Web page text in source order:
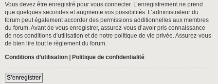
Vous devez être enregistré pour vous connecter. L’enregistrement ne prend
que quelques secondes et augmente vos possibilités. L’administrateur du
forum peut également accorder des permissions additionnelles aux membres
du forum. Avant de vous enregistrer, assurez-vous d’avoir pris connaissance
de nos conditions d’utilisation et de notre politique de vie privée. Assurez-vous
de bien lire tout le règlement du forum.
Conditions d’utilisation | Politique de confidentialité
S’enregistrer